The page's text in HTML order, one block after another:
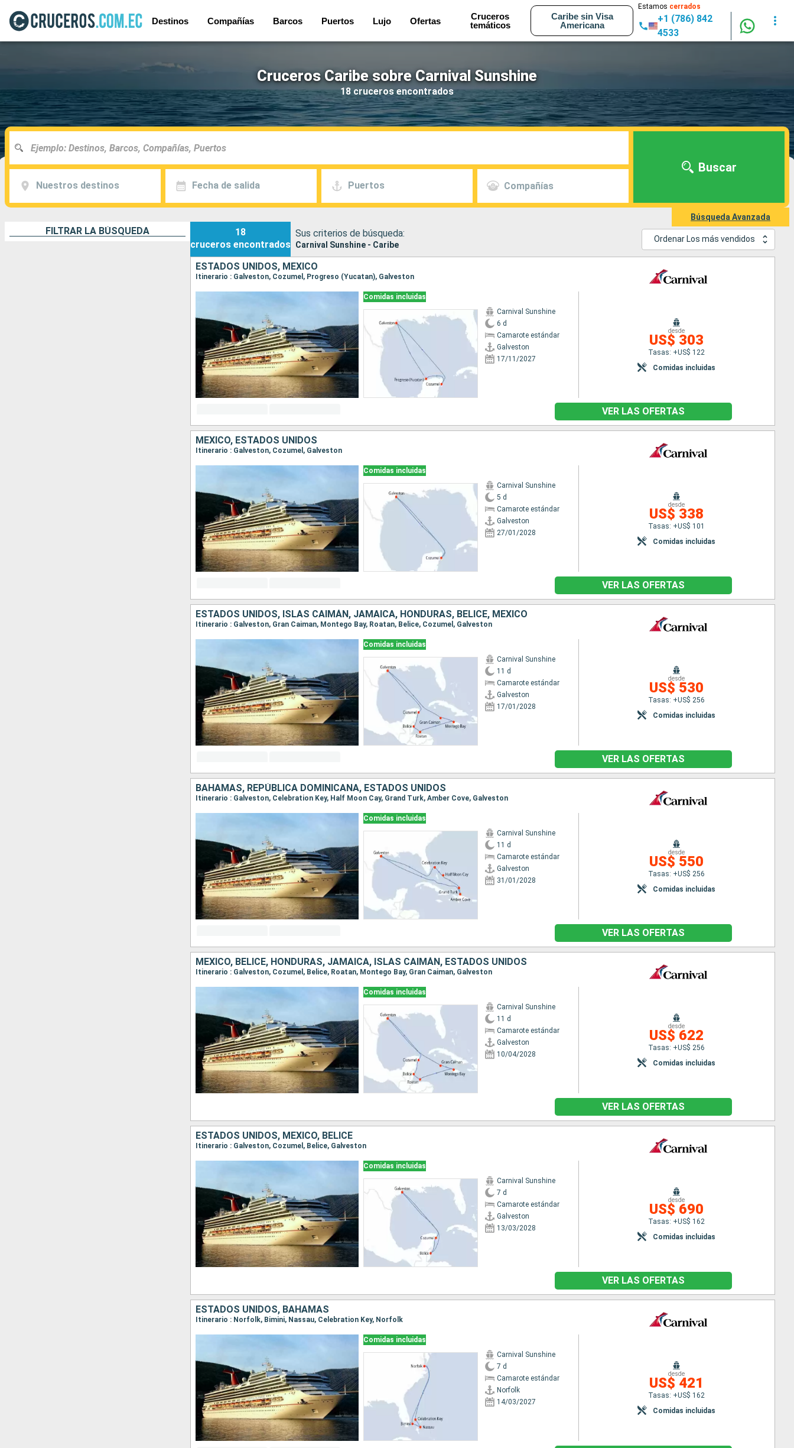
Destinos Compañías Barcos Puertos Lujo Ofertas
Cruceros
temáticos
Caribe sin Visa
Americana
Estamos cerrados
+1 (786) 842
4533
Cruceros Caribe sobre Carnival Sunshine
18 cruceros encontrados
Nuestros destinos Fecha de salida Puertos Compañías
Buscar
Búsqueda Avanzada
FILTRAR LA BÚSQUEDA
18
cruceros encontrados
Sus criterios de búsqueda:
Carnival Sunshine - Caribe
Ordenar Los más vendidos
ESTADOS UNIDOS, MÉXICO
Itinerario : Galveston, Cozumel, Progreso (Yucatan), Galveston
Comidas incluidas
Carnival Sunshine
6 d
Camarote estándar
Galveston
17/11/2027
desde
US$ 303
Tasas: +US$ 122
Comidas incluidas
VER LAS OFERTAS
MÉXICO, ESTADOS UNIDOS
Itinerario : Galveston, Cozumel, Galveston
Comidas incluidas
Carnival Sunshine
5 d
Camarote estándar
Galveston
27/01/2028
desde
US$ 338
Tasas: +US$ 101
Comidas incluidas
VER LAS OFERTAS
ESTADOS UNIDOS, ISLAS CAIMÁN, JAMAICA, HONDURAS, BELICE, MÉXICO
Itinerario : Galveston, Gran Caiman, Montego Bay, Roatan, Belice, Cozumel, Galveston
Comidas incluidas
Carnival Sunshine
11 d
Camarote estándar
Galveston
17/01/2028
desde
US$ 530
Tasas: +US$ 256
Comidas incluidas
VER LAS OFERTAS
BAHAMAS, REPÚBLICA DOMINICANA, ESTADOS UNIDOS
Itinerario : Galveston, Celebration Key, Half Moon Cay, Grand Turk, Amber Cove, Galveston
Comidas incluidas
Carnival Sunshine
11 d
Camarote estándar
Galveston
31/01/2028
desde
US$ 550
Tasas: +US$ 256
Comidas incluidas
VER LAS OFERTAS
MÉXICO, BELICE, HONDURAS, JAMAICA, ISLAS CAIMÁN, ESTADOS UNIDOS
Itinerario : Galveston, Cozumel, Belice, Roatan, Montego Bay, Gran Caiman, Galveston
Comidas incluidas
Carnival Sunshine
11 d
Camarote estándar
Galveston
10/04/2028
desde
US$ 622
Tasas: +US$ 256
Comidas incluidas
VER LAS OFERTAS
ESTADOS UNIDOS, MÉXICO, BELICE
Itinerario : Galveston, Cozumel, Belice, Galveston
Comidas incluidas
Carnival Sunshine
7 d
Camarote estándar
Galveston
13/03/2028
desde
US$ 690
Tasas: +US$ 162
Comidas incluidas
VER LAS OFERTAS
ESTADOS UNIDOS, BAHAMAS
Itinerario : Norfolk, Bimini, Nassau, Celebration Key, Norfolk
Comidas incluidas
Carnival Sunshine
7 d
Camarote estándar
Norfolk
14/03/2027
desde
US$ 421
Tasas: +US$ 162
Comidas incluidas